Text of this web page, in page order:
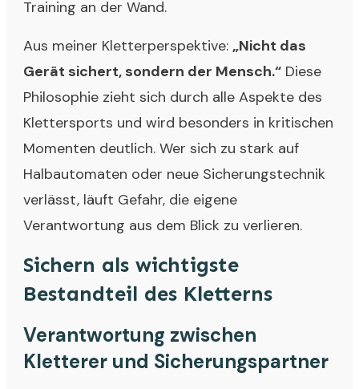
Training an der Wand.
Aus meiner Kletterperspektive: „Nicht das
Gerät sichert, sondern der Mensch.“ Diese
Philosophie zieht sich durch alle Aspekte des
Klettersports und wird besonders in kritischen
Momenten deutlich. Wer sich zu stark auf
Halbautomaten oder neue Sicherungstechnik
verlässt, läuft Gefahr, die eigene
Verantwortung aus dem Blick zu verlieren.
Sichern als wichtigste
Bestandteil des Kletterns
Verantwortung zwischen
Kletterer und Sicherungspartner